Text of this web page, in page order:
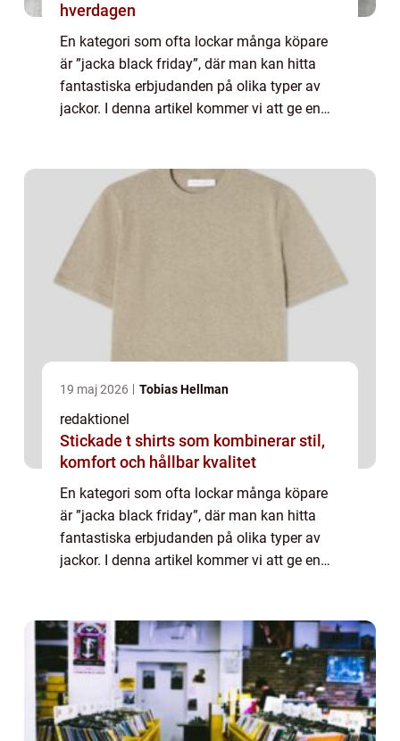
hverdagen
En kategori som ofta lockar många köpare
är ”jacka black friday”, där man kan hitta
fantastiska erbjudanden på olika typer av
jackor. I denna artikel kommer vi att ge en
19 maj 2026 Tobias Hellman
redaktionel
Stickade t shirts som kombinerar stil,
komfort och hållbar kvalitet
En kategori som ofta lockar många köpare
är ”jacka black friday”, där man kan hitta
fantastiska erbjudanden på olika typer av
jackor. I denna artikel kommer vi att ge en